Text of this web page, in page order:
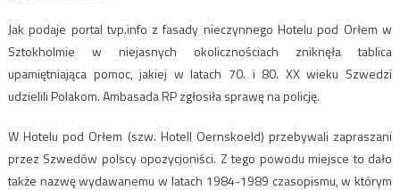
Jak podaje portal tvp.info z fasady nieczynnego Hotelu pod Orłem w
Sztokholmie w niejasnych okolicznościach zniknęła tablica
upamiętniająca pomoc, jakiej w latach 70. i 80. XX wieku Szwedzi
udzielili Polakom. Ambasada RP zgłosiła sprawę na policję.
W Hotelu pod Orłem (szw. Hotell Oernskoeld) przebywali zapraszani
przez Szwedów polscy opozycjoniści. Z tego powodu miejsce to dało
także nazwę wydawanemu w latach 1984-1989 czasopismu, w którym